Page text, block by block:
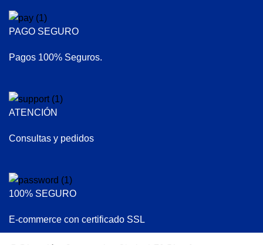
PAGO SEGURO
Pagos 100% Seguros.
ATENCIÓN
Consultas y pedidos
100% SEGURO
E-commerce con certificado SSL